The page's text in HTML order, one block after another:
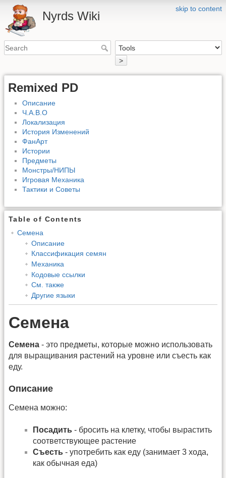
skip to content
Nyrds Wiki
>
Remixed PD
Описание
Ч.А.В.О
Локализация
История Изменений
ФанАрт
Истории
Предметы
Монстры/НИПЫ
Игровая Механика
Тактики и Советы
Table of Contents
Семена
Описание
Классификация семян
Механика
Кодовые ссылки
См. также
Другие языки
Семена
Семена - это предметы, которые можно использовать
для выращивания растений на уровне или съесть как
еду.
Описание
Семена можно:
Посадить - бросить на клетку, чтобы вырастить
соответствующее растение
Съесть - употребить как еду (занимает 3 хода,
как обычная еда)